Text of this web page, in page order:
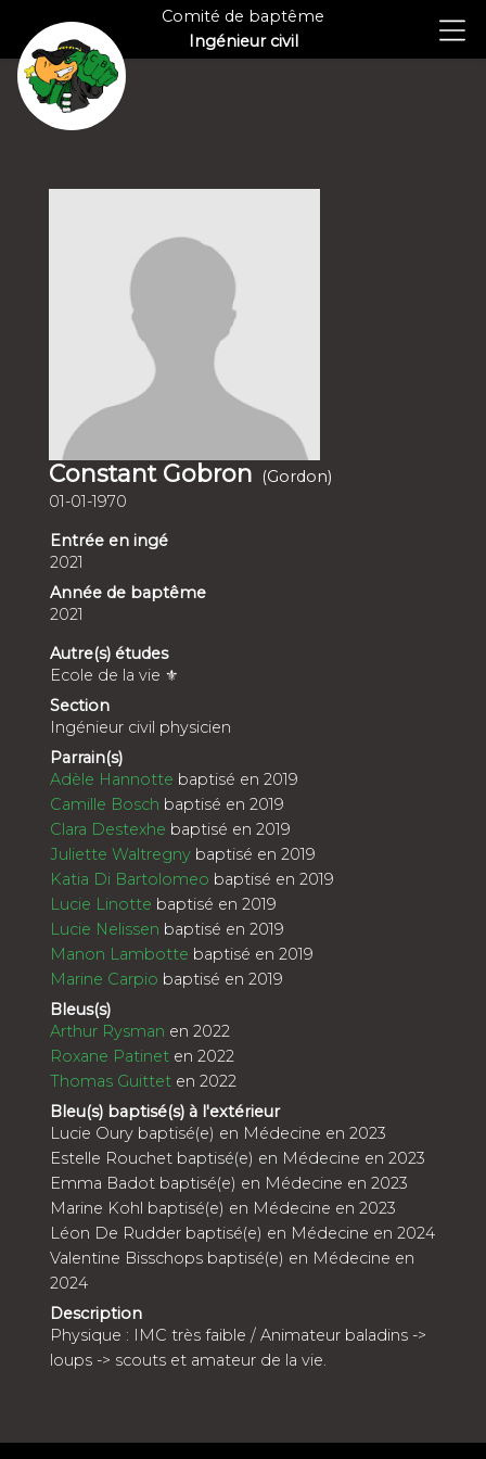
Comité de baptême
Ingénieur civil
Constant Gobron
(Gordon)
01-01-1970
Entrée en ingé
2021
Année de baptême
2021
Autre(s) études
Ecole de la vie ⚜️
Section
Ingénieur civil physicien
Parrain(s)
Adèle Hannotte baptisé en 2019
Camille Bosch baptisé en 2019
Clara Destexhe baptisé en 2019
Juliette Waltregny baptisé en 2019
Katia Di Bartolomeo baptisé en 2019
Lucie Linotte baptisé en 2019
Lucie Nelissen baptisé en 2019
Manon Lambotte baptisé en 2019
Marine Carpio baptisé en 2019
Bleus(s)
Arthur Rysman en 2022
Roxane Patinet en 2022
Thomas Guittet en 2022
Bleu(s) baptisé(s) à l'extérieur
Lucie Oury baptisé(e) en Médecine en 2023
Estelle Rouchet baptisé(e) en Médecine en 2023
Emma Badot baptisé(e) en Médecine en 2023
Marine Kohl baptisé(e) en Médecine en 2023
Léon De Rudder baptisé(e) en Médecine en 2024
Valentine Bisschops baptisé(e) en Médecine en
2024
Description
Physique : IMC très faible / Animateur baladins ->
loups -> scouts et amateur de la vie.